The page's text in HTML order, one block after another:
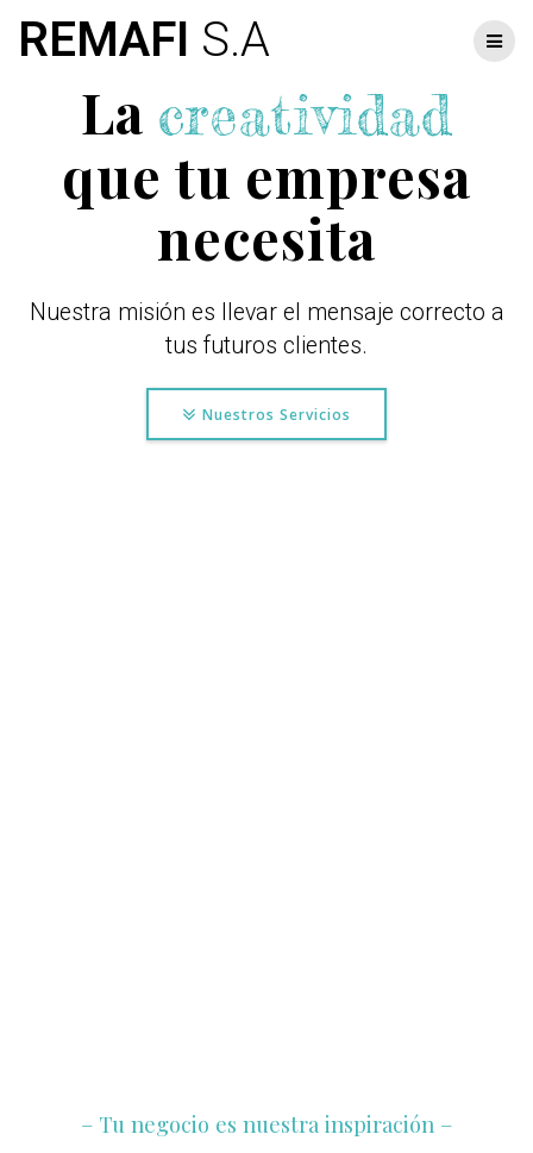
content
REMAFI S.A
La creatividad
que tu empresa
necesita
Nuestra misión es llevar el mensaje correcto a
tus futuros clientes.
Nuestros Servicios
– Tu negocio es nuestra inspiración –